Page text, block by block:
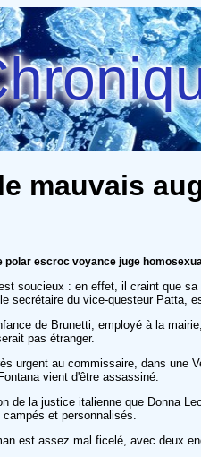
mauvais
escroc voyance juge
soucieux : en effet, il craint que
secrétaire du vice-questeur Patta,
de Brunetti, employé à la
pas étranger.
urgent au commissaire, dans une
vient d'être assassiné.
de la justice italienne que Donna
et personnalisés.
est assez mal ficelé, avec deux